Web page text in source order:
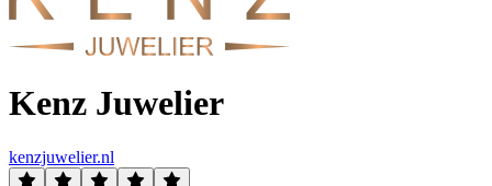
Kenz Juwelier
kenzjuwelier.nl